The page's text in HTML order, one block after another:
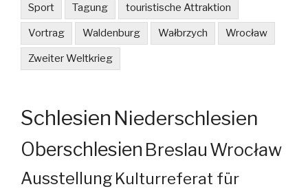
Sport Tagung touristische Attraktion
Vortrag Waldenburg Wałbrzych Wrocław
Zweiter Weltkrieg
Schlesien Niederschlesien
Oberschlesien Breslau Wrocław
Ausstellung Kulturreferat für